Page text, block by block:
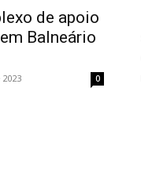
de apoio
Balneário
0